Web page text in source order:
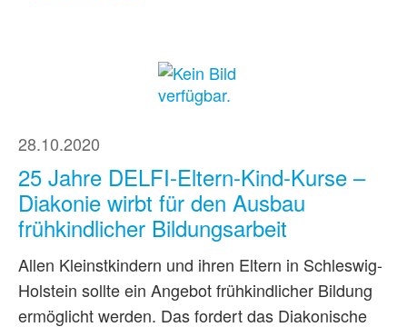
28.10.2020
25 Jahre DELFI-Eltern-Kind-Kurse –
Diakonie wirbt für den Ausbau
frühkindlicher Bildungsarbeit
Allen Kleinstkindern und ihren Eltern in Schleswig-
Holstein sollte ein Angebot frühkindlicher Bildung
ermöglicht werden. Das fordert das Diakonische